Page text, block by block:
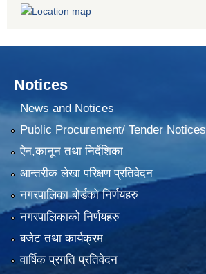
Notices
News and Notices
Public Procurement/ Tender Notices
ऐन,कानून तथा निर्देशिका
आन्तरीक लेखा परिक्षण प्रतिवेदन
नगरपालिका बोर्डको निर्णयहरु
नगरपालिकाको निर्णयहरु
बजेट तथा कार्यक्रम
वार्षिक प्रगति प्रतिवेदन